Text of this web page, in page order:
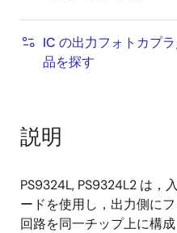
IC の出力フォトカプ
品を探す
説明
PS9324L, PS9324L2 は，
ードを使用し，出力側に
回路を同一チップ上に構